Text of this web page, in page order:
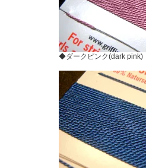
◆ダークピンク(dark pink)